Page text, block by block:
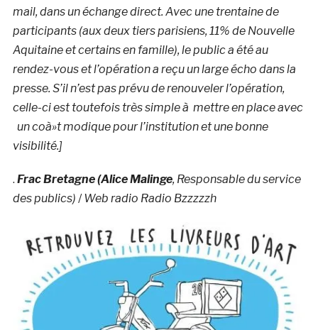
mail, dans un échange direct. Avec une trentaine de
participants (aux deux tiers parisiens, 11% de Nouvelle
Aquitaine et certains en famille), le public a été au
rendez-vous et l’opération a reçu un large écho dans la
presse. S’il n’est pas prévu de renouveler l’opération,
celle-ci est toutefois très simple à mettre en place avec
un coà»t modique pour l’institution et une bonne
visibilité.]
. Frac Bretagne (Alice Malinge, Responsable du service
des publics) /Web radio Radio Bzzzzzh